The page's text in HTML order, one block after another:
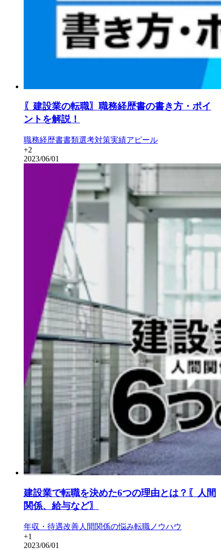
〖建設業の転職〗職務経歴書の書き方・ポイ
ントを解説！
職務経歴書書類選考対策実績アピール
+2
2023/06/01
建設業で転職を決めた6つの理由とは？〖人間
関係、給与など〗
年収・待遇改善人間関係の悩み転職ノウハウ
+1
2023/06/01